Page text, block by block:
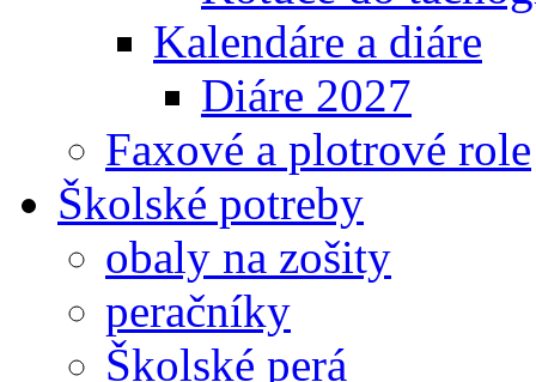
Kalendáre a diáre
Diáre 2027
Faxové a plotrové role
Školské potreby
obaly na zošity
peračníky
Školské perá